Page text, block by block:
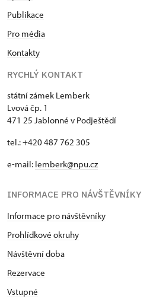
Publikace
Pro média
Kontakty
RYCHLÝ KONTAKT
státní zámek Lemberk
Lvová čp. 1
471 25 Jablonné v Podještědí
tel.: +420 487 762 305
e-mail: lemberk@npu.cz
INFORMACE PRO NÁVŠTĚVNÍKY
Informace pro návštěvníky
Prohlídkové okruhy
Návštěvní doba
Rezervace
Vstupné